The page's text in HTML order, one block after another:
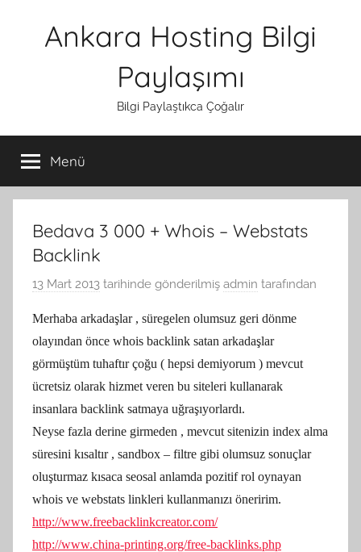
Ankara Hosting Bilgi
Paylaşımı
Bilgi Paylaştıkca Çoğalır
Menü
Bedava 3 000 + Whois – Webstats
Backlink
13 Mart 2013 tarihinde gönderilmiş admin tarafından
Merhaba arkadaşlar , süregelen olumsuz geri dönme
olayından önce whois backlink satan arkadaşlar
görmüştüm tuhaftır çoğu ( hepsi demiyorum ) mevcut
ücretsiz olarak hizmet veren bu siteleri kullanarak
insanlara backlink satmaya uğraşıyorlardı.
Neyse fazla derine girmeden , mevcut sitenizin index alma
süresini kısaltır , sandbox – filtre gibi olumsuz sonuçlar
oluşturmaz kısaca seosal anlamda pozitif rol oynayan
whois ve webstats linkleri kullanmanızı öneririm.
http://www.freebacklinkcreator.com/
http://www.china-printing.org/free-backlinks.php